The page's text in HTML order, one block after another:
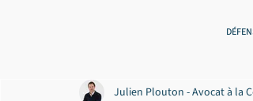
Julien Plouton - Avocat à la